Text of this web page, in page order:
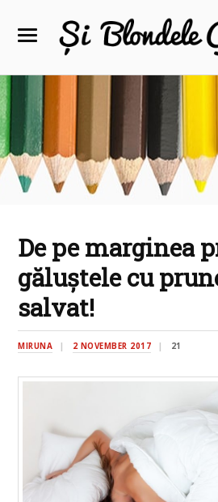
De pe marginea
găluștele cu
salvat!
MIRUNA 2 NOVEMBER 2017 21